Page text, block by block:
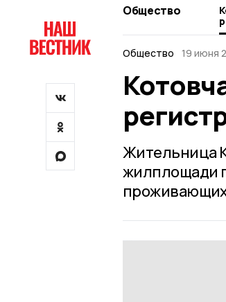
Общество
Общество
19 июня
Жительница
жилплощади